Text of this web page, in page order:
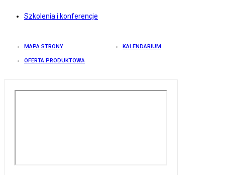
Szkolenia i konferencje
MAPA STRONY KALENDARIUM
OFERTA PRODUKTOWA